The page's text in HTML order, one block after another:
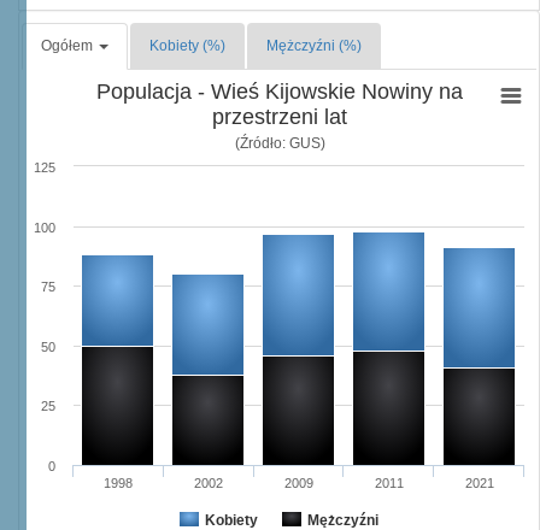
Ogółem Kobiety (%) Mężczyźni (%)
Populacja - Wieś Kijowskie Nowiny na
przestrzeni lat
(Źródło: GUS)
Kobiety Mężczyźni
1998 2002 2009 2011 2021
0
25
50
75
100
125